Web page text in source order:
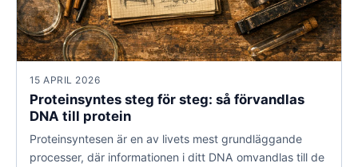
15 APRIL 2026
Proteinsyntes steg för steg: så förvandlas
DNA till protein
Proteinsyntesen är en av livets mest grundläggande
processer, där informationen i ditt DNA omvandlas till de